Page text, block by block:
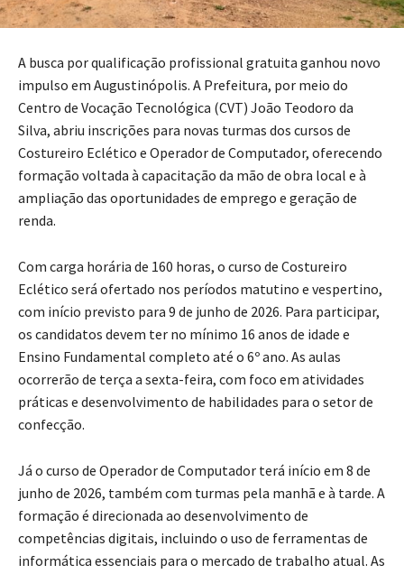
A busca por qualificação profissional gratuita ganhou novo
impulso em Augustinópolis. A Prefeitura, por meio do
Centro de Vocação Tecnológica (CVT) João Teodoro da
Silva, abriu inscrições para novas turmas dos cursos de
Costureiro Eclético e Operador de Computador, oferecendo
formação voltada à capacitação da mão de obra local e à
ampliação das oportunidades de emprego e geração de
renda.
Com carga horária de 160 horas, o curso de Costureiro
Eclético será ofertado nos períodos matutino e vespertino,
com início previsto para 9 de junho de 2026. Para participar,
os candidatos devem ter no mínimo 16 anos de idade e
Ensino Fundamental completo até o 6º ano. As aulas
ocorrerão de terça a sexta-feira, com foco em atividades
práticas e desenvolvimento de habilidades para o setor de
confecção.
Já o curso de Operador de Computador terá início em 8 de
junho de 2026, também com turmas pela manhã e à tarde. A
formação é direcionada ao desenvolvimento de
competências digitais, incluindo o uso de ferramentas de
informática essenciais para o mercado de trabalho atual. As